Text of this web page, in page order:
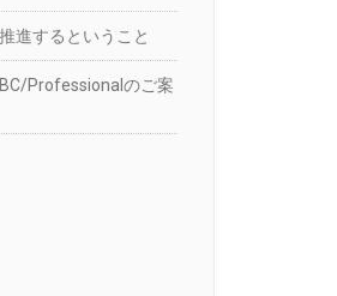
進するということ
Professionalのご案